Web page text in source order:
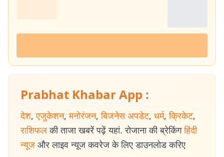
Prabhat Khabar App :
देश, एजुकेशन, मनोरंजन, बिजनेस अपडेट, धर्म, क्रिकेट,
राशिफल की ताजा खबरें पढ़ें यहां. रोजाना की ब्रेकिंग हिंदी
न्यूज और लाइव न्यूज कवरेज के लिए डाउनलोड करिए